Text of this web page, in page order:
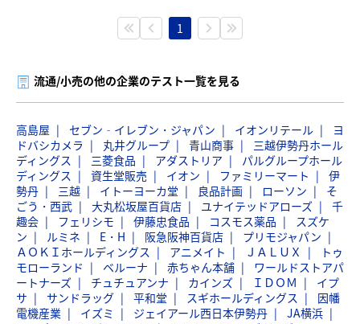
1
流通/小売の他の企業のテスト一覧を見る
高島屋 セブン‐イレブン・ジャパン イオンリテール
ヨ
ドバシカメラ
丸井グループ 青山商事
三越伊勢丹ホール
ディングス
三菱食品 アダストリア
パルグループホール
ディングス
資生堂販売 イオン ファミリーマート
伊
勢丹
三越 イトーヨーカ堂 良品計画 ローソン
そ
ごう・西武
大丸松坂屋百貨店 ユナイテッドアローズ
千
趣会
フェリシモ 伊藤忠食品 コスモス薬品
スズケ
ン
ルミネ E・H 阪急阪神百貨店
プリモジャパン
ＡＯＫＩホールディングス
アニメイト ＪＡＬＵＸ
トゥ
モローランド
ベルーナ 赤ちゃん本舗
ワールドストアパ
ートナーズ
チュチュアンナ カインズ ＩＤＯＭ
イプ
サ
サンドラッグ 平和堂 スギホールディングス
因幡
電機産業
イズミ ジェイアール西日本伊勢丹
JA横浜